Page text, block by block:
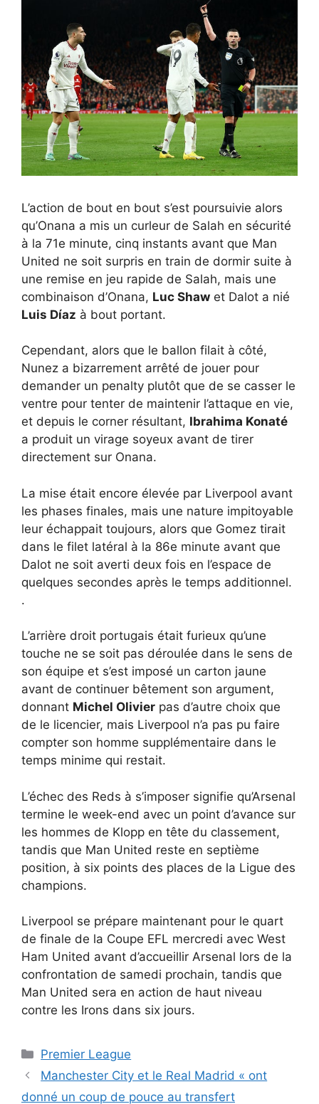
L’action de bout en bout s’est poursuivie alors
qu’Onana a mis un curleur de Salah en sécurité
à la 71e minute, cinq instants avant que Man
United ne soit surpris en train de dormir suite à
une remise en jeu rapide de Salah, mais une
combinaison d’Onana, Luc Shaw et Dalot a nié
Luis Díaz à bout portant.
Cependant, alors que le ballon filait à côté,
Nunez a bizarrement arrêté de jouer pour
demander un penalty plutôt que de se casser le
ventre pour tenter de maintenir l’attaque en vie,
et depuis le corner résultant, Ibrahima Konaté
a produit un virage soyeux avant de tirer
directement sur Onana.
La mise était encore élevée par Liverpool avant
les phases finales, mais une nature impitoyable
leur échappait toujours, alors que Gomez tirait
dans le filet latéral à la 86e minute avant que
Dalot ne soit averti deux fois en l’espace de
quelques secondes après le temps additionnel.
.
L’arrière droit portugais était furieux qu’une
touche ne se soit pas déroulée dans le sens de
son équipe et s’est imposé un carton jaune
avant de continuer bêtement son argument,
donnant Michel Olivier pas d’autre choix que
de le licencier, mais Liverpool n’a pas pu faire
compter son homme supplémentaire dans le
temps minime qui restait.
L’échec des Reds à s’imposer signifie qu’Arsenal
termine le week-end avec un point d’avance sur
les hommes de Klopp en tête du classement,
tandis que Man United reste en septième
position, à six points des places de la Ligue des
champions.
Liverpool se prépare maintenant pour le quart
de finale de la Coupe EFL mercredi avec West
Ham United avant d’accueillir Arsenal lors de la
confrontation de samedi prochain, tandis que
Man United sera en action de haut niveau
contre les Irons dans six jours.
Catégories
Premier League
Manchester City et le Real Madrid « ont
donné un coup de pouce au transfert